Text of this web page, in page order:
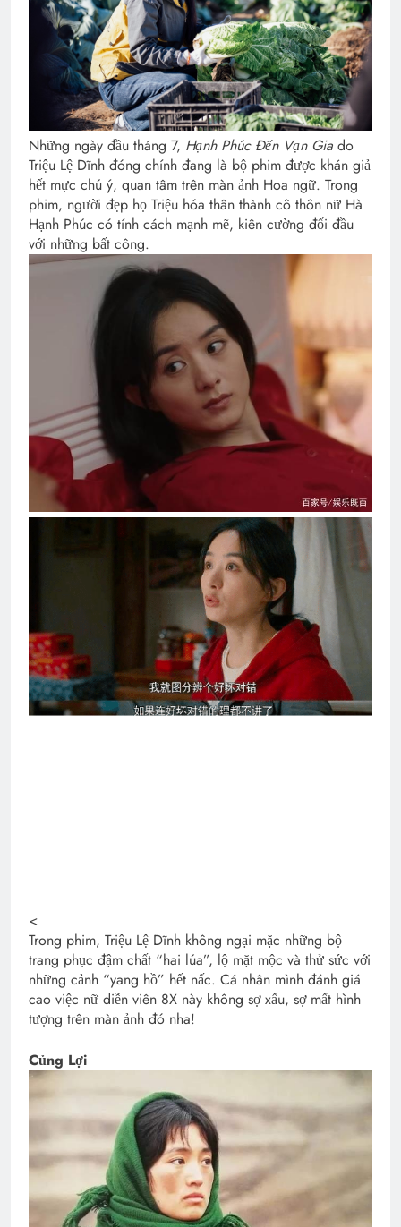
Những ngày đầu tháng 7, Hạnh Phúc Đến Vạn Gia do
Triệu Lệ Dĩnh đóng chính đang là bộ phim được khán giả
hết mực chú ý, quan tâm trên màn ảnh Hoa ngữ. Trong
phim, người đẹp họ Triệu hóa thân thành cô thôn nữ Hà
Hạnh Phúc có tính cách mạnh mẽ, kiên cường đối đầu
với những bất công.
<
Trong phim, Triệu Lệ Dĩnh không ngại mặc những bộ
trang phục đậm chất “hai lúa”, lộ mặt mộc và thử sức với
những cảnh “yang hồ” hết nấc. Cá nhân mình đánh giá
cao việc nữ diễn viên 8X này không sợ xấu, sợ mất hình
tượng trên màn ảnh đó nha!
Củng Lợi